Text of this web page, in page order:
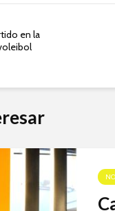
en la